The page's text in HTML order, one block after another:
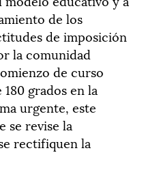
de los
de imposición
la comunidad
de curso
grados en la
urgente, este
se revise la
rectifiquen la